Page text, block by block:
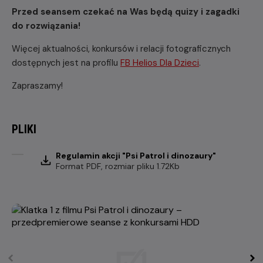
Przed seansem czekać na Was będą quizy i zagadki
do rozwiązania!
Więcej aktualności, konkursów i relacji fotograficznych
dostępnych jest na profilu FB Helios Dla Dzieci.
Zapraszamy!
PLIKI
Regulamin akcji "Psi Patrol i dinozaury"
Format PDF , rozmiar pliku 1.72Kb